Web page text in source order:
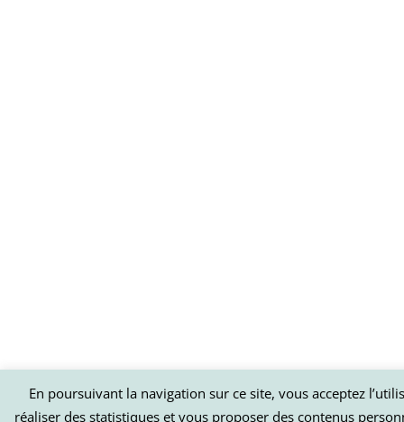
En poursuivant la navigation sur ce site, vous acceptez
réaliser des statistiques et vous proposer des contenus